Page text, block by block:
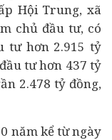
Hội Trung, xã
chủ đầu tư, có
tư hơn 2.915 tỷ
tư hơn 437 tỷ
2.478 tỷ đồng,
năm kể từ ngày